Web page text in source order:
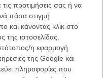
προτιμήσεις σας ή να
πάσα στιγμή
και κάνοντας κλικ στο
ιστοσελίδας.
η εφαρμογή
της Google και
πληροφορίες που
Δεν σε κάνει
η επιτυχία. Είναι
επιφανειακό